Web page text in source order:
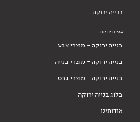
בנייה ירוקה
בנייה ירוקה
בנייה ירוקה - מוצרי צבע
בנייה ירוקה - מוצרי בנייה
בנייה ירוקה - מוצרי גבס
בלוג בנייה ירוקה
אודותינו